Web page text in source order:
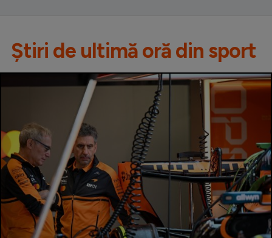
Știri de ultimă oră din sport